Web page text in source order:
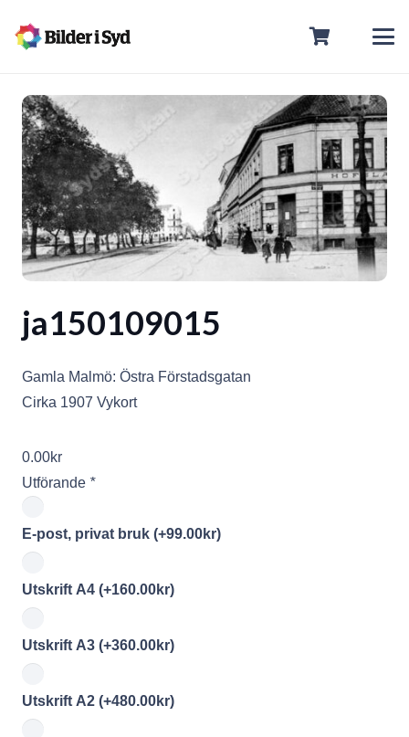
ja150109015
Gamla Malmö: Östra Förstadsgatan
Cirka 1907 Vykort
0.00kr
Utförande *
E-post, privat bruk (+99.00kr)
Utskrift A4 (+160.00kr)
Utskrift A3 (+360.00kr)
Utskrift A2 (+480.00kr)